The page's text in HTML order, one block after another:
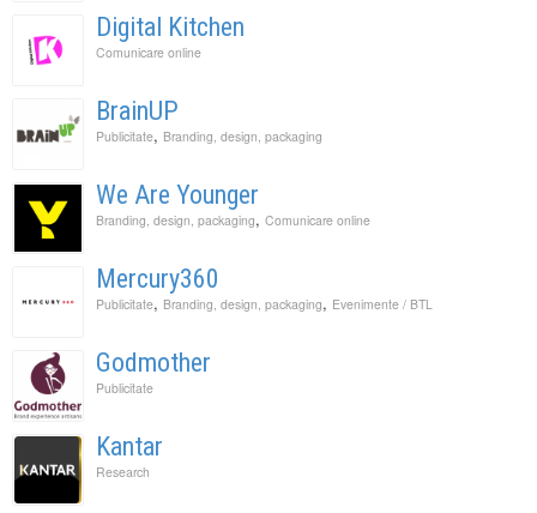
Digital Kitchen
Comunicare online
BrainUP
Publicitate, Branding, design, packaging
We Are Younger
Branding, design, packaging, Comunicare online
Mercury360
Publicitate, Branding, design, packaging, Evenimente / BTL
Godmother
Publicitate
Kantar
Research